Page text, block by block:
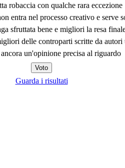
robaccia con qualche rara eccezione
entra nel processo creativo e serve
sfruttata bene e migliori la resa
delle controparti scritte da autori
un'opinione precisa al riguardo
Guarda i risultati